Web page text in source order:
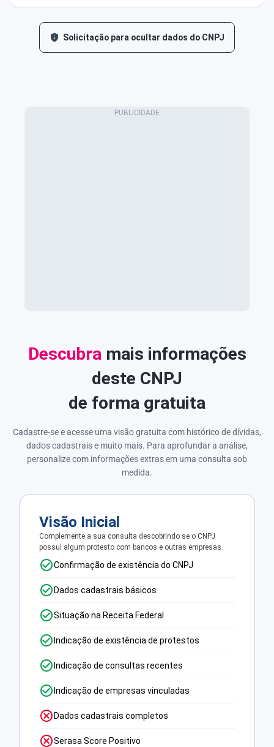
Solicitação para ocultar dados do CNPJ
Descubra mais informações
deste CNPJ
de forma gratuita
Cadastre-se e acesse uma visão gratuita com histórico de dívidas,
dados cadastrais e muito mais. Para aprofundar a análise,
personalize com informações extras em uma consulta sob
medida.
Visão Inicial
Complemente a sua consulta descobrindo se o CNPJ
possui algum protesto com bancos e outras empresas.
Confirmação de existência do CNPJ
Dados cadastrais básicos
Situação na Receita Federal
Indicação de existência de protestos
Indicação de consultas recentes
Indicação de empresas vinculadas
Dados cadastrais completos
Serasa Score Positivo